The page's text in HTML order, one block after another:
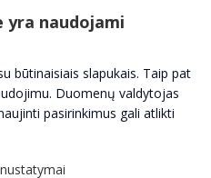
dalys
Apie mus
yra naudojami
būtinaisiais slapukais. Taip pat
Duomenų valdytojas
pasirinkimus gali atlikti